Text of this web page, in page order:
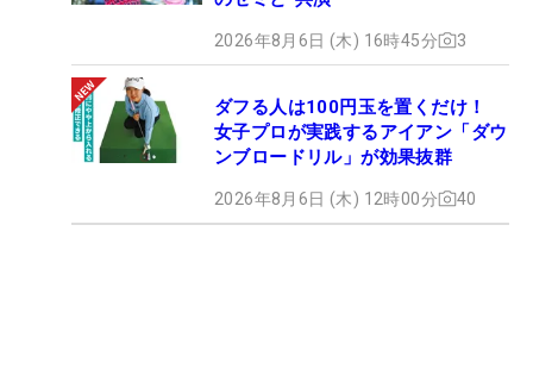
2026年8月6日 (木) 16時45分 3
ダフる人は100円玉を置くだけ！
女子プロが実践するアイアン「ダウ
ンブロードリル」が効果抜群
2026年8月6日 (木) 12時00分 40